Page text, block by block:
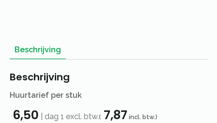
Beschrijving
Beschrijving
Huurtarief per stuk
6,50 dag 1 excl. btw.( 7,87 incl. btw.)